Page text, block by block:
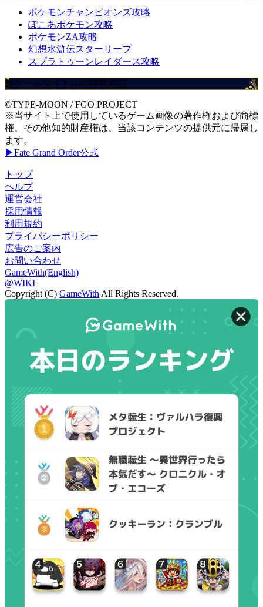
ポケモンチャンピオンズ攻略
ぽこあポケモン攻略
ポケモンZA攻略
幻想水滸伝スターリープ
スプラトゥーンレイダース攻略
当ゲームタイトルの権利表記
©TYPE-MOON / FGO PROJECT
※当サイト上で使用しているゲーム画像の著作権および商標
権、その他知的財産権は、当該コンテンツの提供元に帰属し
ます。
▶Fate Grand Order公式
トップ
ヘルプ
運営会社
採用情報
利用規約
プライバシーポリシー
広告のご案内
お問い合わせ
GameWith(English)
@WIKI
Copyright (C) GameWith All Rights Reserved.